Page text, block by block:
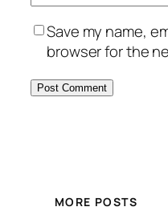
Save my name,
browser for the
MORE POSTS